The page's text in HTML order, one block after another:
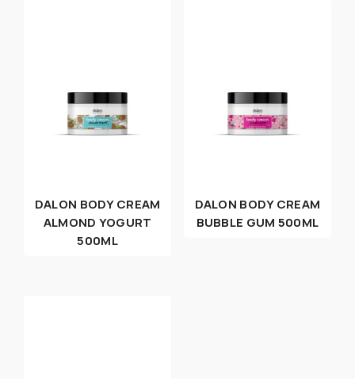
DALON BODY CREAM
ALMOND YOGURT
500ML
DALON BODY CREAM
BUBBLE GUM 500ML